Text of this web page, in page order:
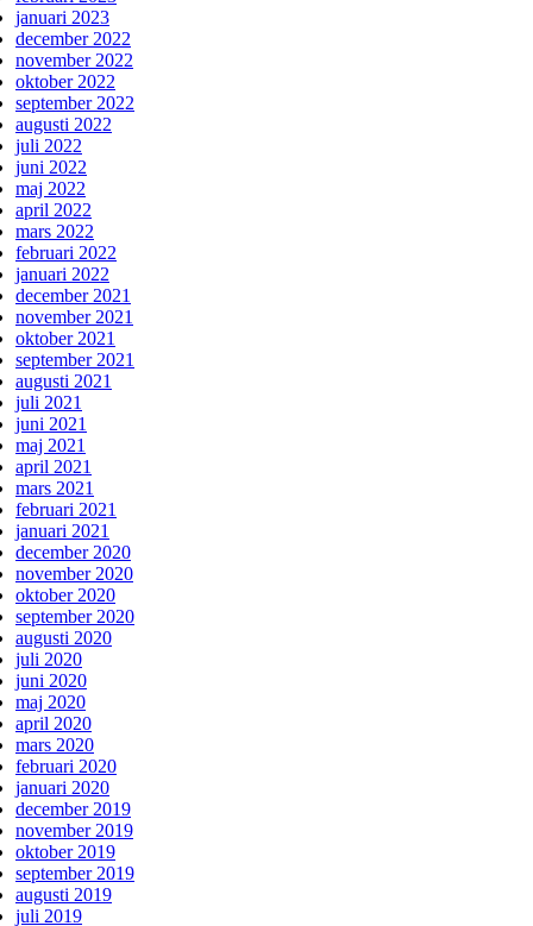
januari 2023
december 2022
november 2022
oktober 2022
september 2022
augusti 2022
juli 2022
juni 2022
maj 2022
april 2022
mars 2022
februari 2022
januari 2022
december 2021
november 2021
oktober 2021
september 2021
augusti 2021
juli 2021
juni 2021
maj 2021
april 2021
mars 2021
februari 2021
januari 2021
december 2020
november 2020
oktober 2020
september 2020
augusti 2020
juli 2020
juni 2020
maj 2020
april 2020
mars 2020
februari 2020
januari 2020
december 2019
november 2019
oktober 2019
september 2019
augusti 2019
juli 2019